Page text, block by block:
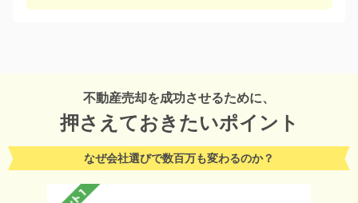
不動産売却を成功させるために、
押さえておきたいポイント
なぜ会社選びで数百万も変わるのか？